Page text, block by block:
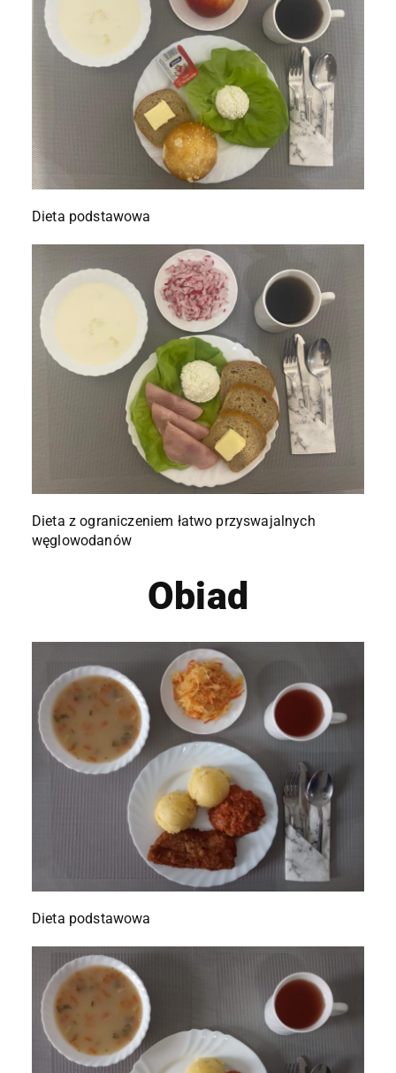
Dieta podstawowa
Dieta z ograniczeniem łatwo przyswajalnych
węglowodanów
Obiad
Dieta podstawowa